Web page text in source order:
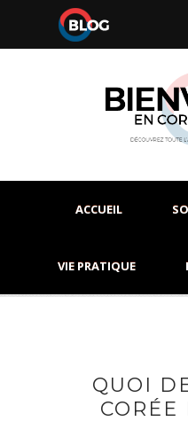
ACCUEIL
VIE PRATIQUE
QUOI
CORÉE